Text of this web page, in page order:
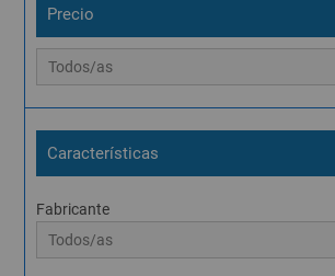
Precio
Características
Fabricante